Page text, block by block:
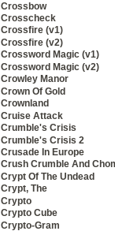
Crossbow
Crosscheck
Crossfire (v1)
Crossfire (v2)
Crossword Magic (v1)
Crossword Magic (v2)
Crowley Manor
Crown Of Gold
Crownland
Cruise Attack
Crumble's Crisis
Crumble's Crisis 2
Crusade In Europe
Crush Crumble And
Crypt Of The Undead
Crypt, The
Crypto
Crypto Cube
Crypto-Gram